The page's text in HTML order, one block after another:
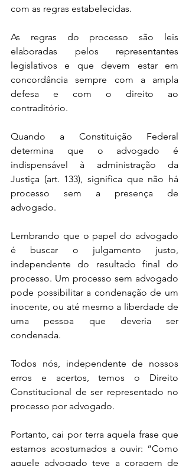
com as regras estabelecidas.
As regras do processo são leis
elaboradas pelos representantes
legislativos e que devem estar em
concordância sempre com a ampla
defesa e com o direito ao
contraditório.
Quando a Constituição Federal
determina que o advogado é
indispensável à administração da
Justiça (art. 133), significa que não há
processo sem a presença de
advogado.
Lembrando que o papel do advogado
é buscar o julgamento justo,
independente do resultado final do
processo. Um processo sem advogado
pode possibilitar a condenação de um
inocente, ou até mesmo a liberdade de
uma pessoa que deveria ser
condenada.
Todos nós, independente de nossos
erros e acertos, temos o Direito
Constitucional de ser representado no
processo por advogado.
Portanto, cai por terra aquela frase que
estamos acostumados a ouvir: “Como
aquele advogado teve a coragem de